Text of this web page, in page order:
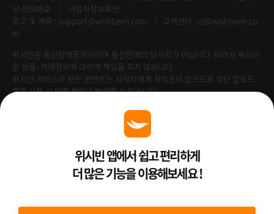
남-05908호
사업자정보확인
광고 및 제휴 : support@wishbeen.com
고객센터 : cs@wishbeen.co
m
위시빈은 통신판매중개자이며 통신판매의 당사자가 아닙니다. 따라서 위시빈
은 상품·거래정보에 대하여 책임을 지지 않습니다.
위시빈 서비스의 모든 콘텐츠는 저작자에게 저작권이 있으므로 무단 업로드
혹은 사용 시 법적 책임이 발생할 수 있습니다.
Venture Enterprise위시빈 앱에서 쉽고 편리하게
더 많은 기능을 이용해보세요 !